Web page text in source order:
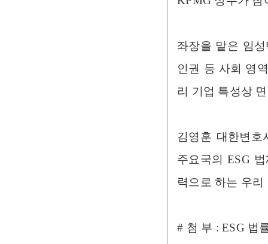
좌장을 맡은 임
인권 등 사회 영
리 기업 특성상
김영훈 대한변
주요국의 ESG
력으로 하는 우
# 첨 부 : ESG 법